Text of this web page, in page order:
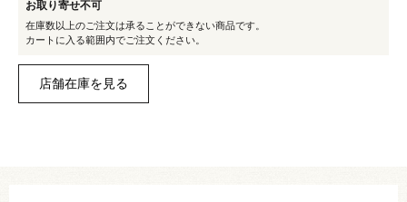
お取り寄せ不可
在庫数以上のご注文は承ることができない商品です。
カートに入る範囲内でご注文ください。